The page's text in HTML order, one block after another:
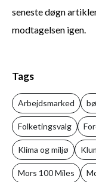
seneste døgn
modtagelsen igen.
Tags
Arbejdsmarked
Folketingsvalg
Klima og miljø
Mors 100 Miles